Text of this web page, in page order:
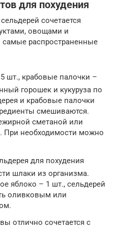
для похудения
сочетается
овощами и
распространенные
шт., крабовые палочки –
горошек и кукуруза по
и крабовые палочки
смешиваются.
сметаной или
необходимости можно
для похудения
шлаки из организма.
яблоко – 1 шт., сельдерей
оливковым или
отлично сочетается с